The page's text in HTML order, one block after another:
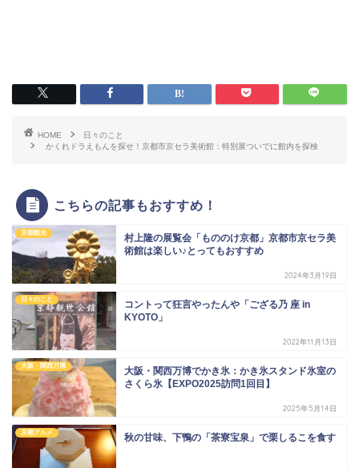
HOME
日々のこと
かくれドラえもんを探せ！京都市京セラ美術館：特別展ついでに館内を探検
こちらの記事もおすすめ！
京都観光
村上隆の展覧会「もののけ京都」京都市京セラ美
術館は楽しい♪とってもおすすめ
2024年3月19日
日々のこと
コントって狂言やったんや「ござる乃 座 in
KYOTO」
2022年11月13日
大阪・関西万博
大阪・関西万博でかき氷：かき氷スタンド氷室の
さくら氷【EXPO2025訪問1回目】
2025年5月14日
京都グルメ 秋の甘味、下鴨の「茶寮宝泉」で栗しるこを食す